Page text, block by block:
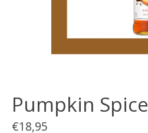
Pumpkin Spice
€18,95